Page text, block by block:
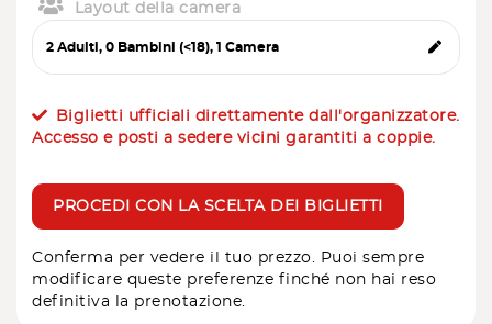
Layout della camera
Biglietti ufficiali direttamente dall'organizzatore.
Accesso e posti a sedere vicini garantiti a coppie.
PROCEDI CON LA SCELTA DEI BIGLIETTI
Conferma per vedere il tuo prezzo. Puoi sempre
modificare queste preferenze finché non hai reso
definitiva la prenotazione.